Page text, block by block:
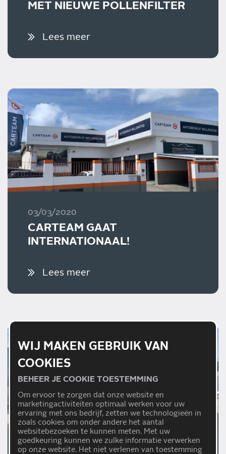
MET NIEUWE POLLENFILTER
Lees meer
03/03/2020
CARTEAM GAAT
INTERNATIONAAL!
Lees meer
03/03/2020
WIJ MAKEN GEBRUIK VAN
COOKIES
BEHEER JE COOKIE TOESTEMMING
Om ervoor te zorgen dat onze website en
marketingactiviteiten optimaal werken voor uw
ervaring met ons bedrijf, zetten we technologieën in
zoals cookies om onder andere het aantal
websitebezoeken te kunnen meten. Met uw
goedkeuring kunnen we zulke informatie verwerken
op onze website. Het niet verlenen van toestemming